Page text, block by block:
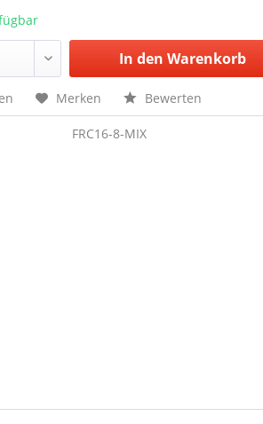
In den Warenkorb
Merken Bewerten
FRC16-8-MIX